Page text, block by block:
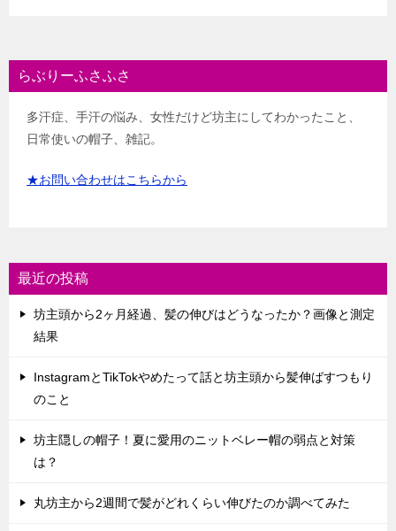
らぶりーふさふさ
多汗症、手汗の悩み、女性だけど坊主にしてわかったこと、
日常使いの帽子、雑記。
★お問い合わせはこちらから
最近の投稿
坊主頭から2ヶ月経過、髪の伸びはどうなったか？画像と測定
結果
InstagramとTikTokやめたって話と坊主頭から髪伸ばすつもり
のこと
坊主隠しの帽子！夏に愛用のニットベレー帽の弱点と対策
は？
丸坊主から2週間で髪がどれくらい伸びたのか調べてみた